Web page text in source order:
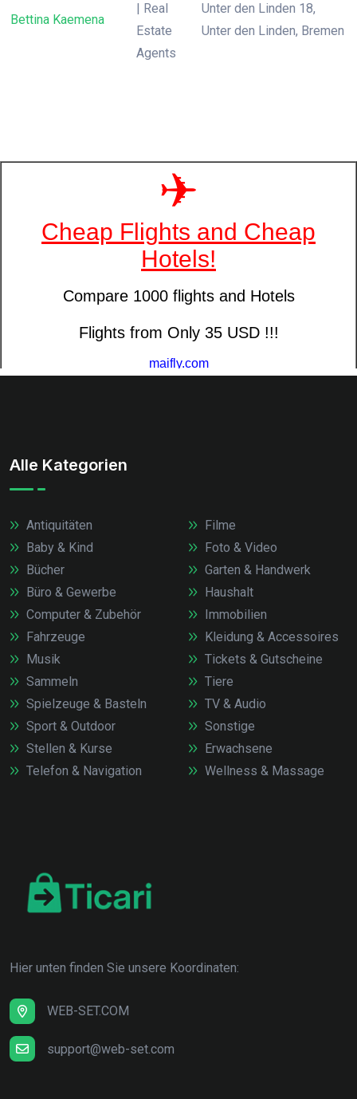
Bettina Kaemena
| Real
Estate
Agents
Unter den Linden 18,
Unter den Linden, Bremen
Alle Kategorien
Antiquitäten
Baby & Kind
Bücher
Büro & Gewerbe
Computer & Zubehör
Fahrzeuge
Filme
Foto & Video
Garten & Handwerk
Haushalt
Immobilien
Kleidung & Accessoires
Musik
Sammeln
Spielzeuge & Basteln
Sport & Outdoor
Stellen & Kurse
Telefon & Navigation
Tickets & Gutscheine
Tiere
TV & Audio
Sonstige
Erwachsene
Wellness & Massage
Hier unten finden Sie unsere Koordinaten:
WEB-SET.COM
support@web-set.com